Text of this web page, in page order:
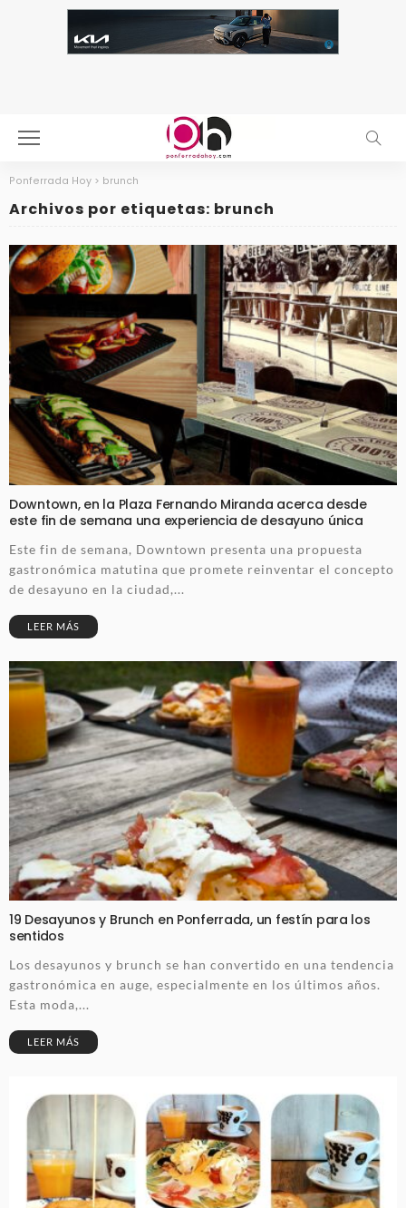
Ponferrada Hoy > brunch
Archivos por etiquetas: brunch
Downtown, en la Plaza Fernando Miranda acerca desde
este fin de semana una experiencia de desayuno única
Este fin de semana, Downtown presenta una propuesta
gastronómica matutina que promete reinventar el concepto
de desayuno en la ciudad,...
LEER MÁS
19 Desayunos y Brunch en Ponferrada, un festín para los
sentidos
Los desayunos y brunch se han convertido en una tendencia
gastronómica en auge, especialmente en los últimos años.
Esta moda,...
LEER MÁS